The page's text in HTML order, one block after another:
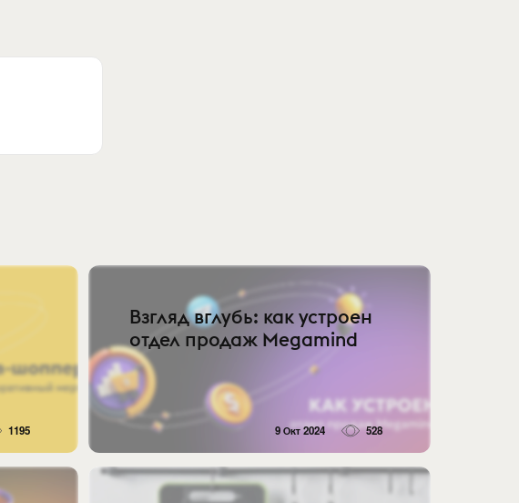
1195
Взгляд вглубь: как устроен
отдел продаж Megamind
9 Окт 2024 528